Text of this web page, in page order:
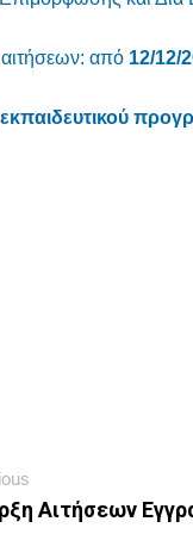
αιτήσεων: από 12/12/
Αιτήσεων